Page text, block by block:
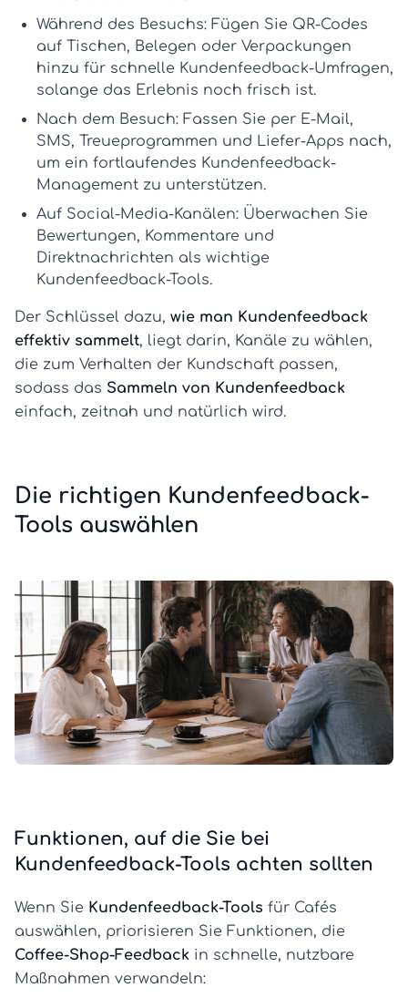
Während des Besuchs: Fügen Sie QR-Codes
auf Tischen, Belegen oder Verpackungen
hinzu für schnelle Kundenfeedback-Umfragen,
solange das Erlebnis noch frisch ist.
Nach dem Besuch: Fassen Sie per E-Mail,
SMS, Treueprogrammen und Liefer-Apps nach,
um ein fortlaufendes Kundenfeedback-
Management zu unterstützen.
Auf Social-Media-Kanälen: Überwachen Sie
Bewertungen, Kommentare und
Direktnachrichten als wichtige
Kundenfeedback-Tools.
Der Schlüssel dazu, wie man Kundenfeedback
effektiv sammelt, liegt darin, Kanäle zu wählen,
die zum Verhalten der Kundschaft passen,
sodass das Sammeln von Kundenfeedback
einfach, zeitnah und natürlich wird.
Die richtigen Kundenfeedback-
Tools auswählen
Funktionen, auf die Sie bei
Kundenfeedback-Tools achten sollten
Wenn Sie Kundenfeedback-Tools für Cafés
auswählen, priorisieren Sie Funktionen, die
Coffee-Shop-Feedback in schnelle, nutzbare
Maßnahmen verwandeln: